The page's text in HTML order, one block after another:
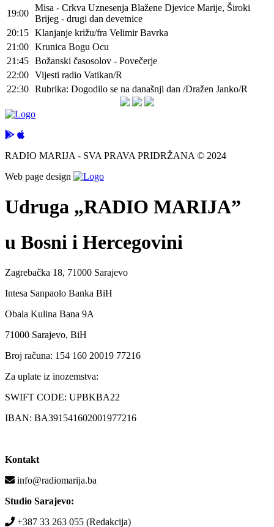
19:00
Misa - Crkva Uznesenja Blažene Djevice Marije, Široki
Brijeg - drugi dan devetnice
20:15 Klanjanje križu/fra Velimir Bavrka
21:00 Krunica Bogu Ocu
21:45 Božanski časosolov - Povečerje
22:00 Vijesti radio Vatikan/R
22:30 Rubrika: Dogodilo se na današnji dan /Dražen Janko/R
RADIO MARIJA - SVA PRAVA PRIDRŽANA © 2024
Web page design
Udruga „RADIO MARIJA”
u Bosni i Hercegovini
Zagrebačka 18, 71000 Sarajevo
Intesa Sanpaolo Banka BiH
Obala Kulina Bana 9A
71000 Sarajevo, BiH
Broj računa: 154 160 20019 77216
Za uplate iz inozemstva:
SWIFT CODE: UPBKBA22
IBAN: BA391541602001977216
Kontakt
info@radiomarija.ba
Studio Sarajevo:
+387 33 263 055 (Redakcija)